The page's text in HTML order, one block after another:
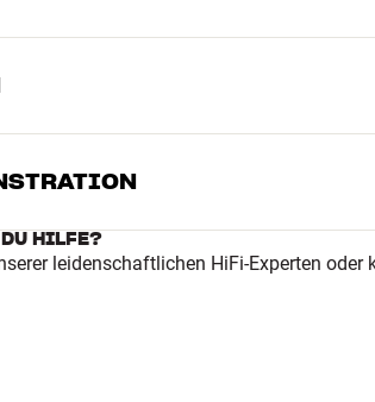
Silber
21
DU HILFE?
leidenschaftlichen HiFi-Experten oder